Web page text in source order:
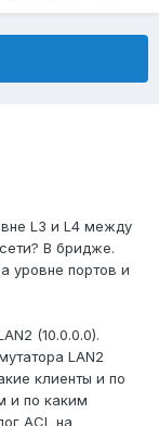
L3 и L4 между
В бридже.
уровне портов и
(10.0.0.0).
LAN2
клиенты и по
и по каким
ACL на